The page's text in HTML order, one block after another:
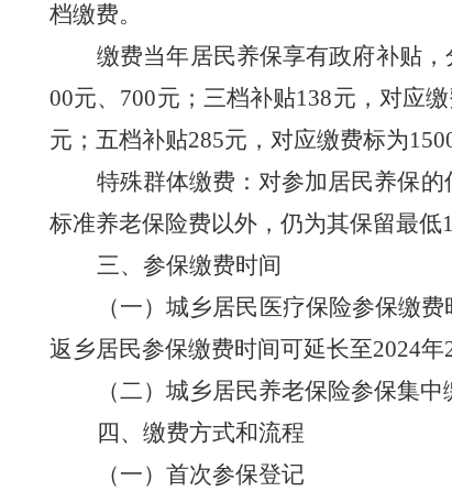
档缴费。
缴费当年居民养保享有政府补贴
00元、700元； 三档补贴138元，对应
元； 五档补贴285元，对应缴费标为
特殊群体缴费：对参加居民养保的
标准养老保险费以外，仍为其保留最低
三、参保缴费时间
（一）城乡居民医疗保险参保缴费
返乡居民参保缴费时间可延长至2024年
（二）城乡居民养老保险参保集中
四、缴费方式和流程
（一）首次参保登记